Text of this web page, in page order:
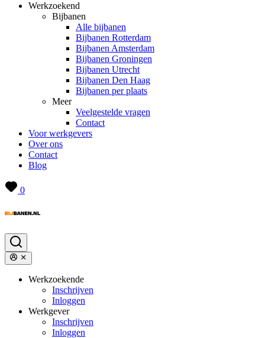
Werkzoekend
Bijbanen
Alle bijbanen
Bijbanen Rotterdam
Bijbanen Amsterdam
Bijbanen Groningen
Bijbanen Utrecht
Bijbanen Den Haag
Bijbanen per plaats
Meer
Veelgestelde vragen
Contact
Voor werkgevers
Over ons
Contact
Blog
0
Werkzoekende
Inschrijven
Inloggen
Werkgever
Inschrijven
Inloggen